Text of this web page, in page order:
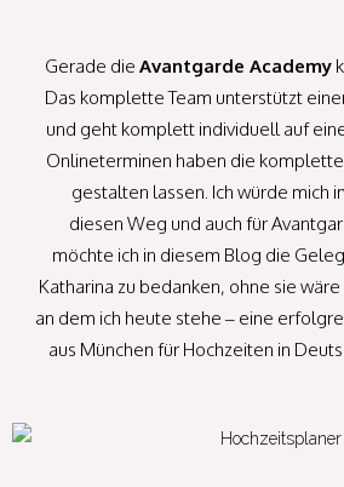
Gerade die Avantgarde Academy
Das komplette Team unterstützt
und geht komplett individuell auf
Onlineterminen haben die
gestalten lassen. Ich würde mich
diesen Weg und auch für
möchte ich in diesem Blog die
Katharina zu bedanken, ohne sie
an dem ich heute stehe – eine
aus München für Hochzeiten in